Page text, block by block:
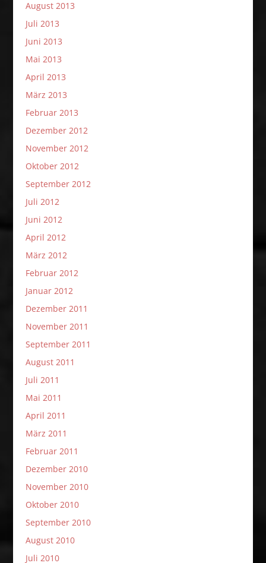
August 2013
Juli 2013
Juni 2013
Mai 2013
April 2013
März 2013
Februar 2013
Dezember 2012
November 2012
Oktober 2012
September 2012
Juli 2012
Juni 2012
April 2012
März 2012
Februar 2012
Januar 2012
Dezember 2011
November 2011
September 2011
August 2011
Juli 2011
Mai 2011
April 2011
März 2011
Februar 2011
Dezember 2010
November 2010
Oktober 2010
September 2010
August 2010
Juli 2010